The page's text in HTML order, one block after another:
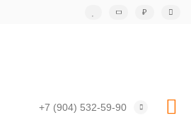
₽
+7 (904) 532-59-90